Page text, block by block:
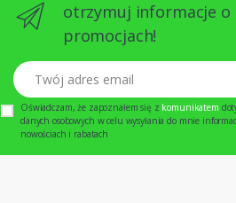
otrzymuj informacje o
promocjach!
Twój adres email
Oświadczam, że zapoznałem się z komunikatem
danych osobowych w celu wysyłania do mnie
nowościach i rabatach